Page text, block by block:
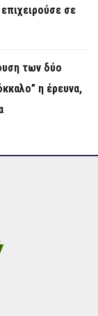
σε
των δύο
η έρευνα,